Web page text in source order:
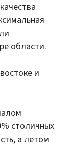
области.
и
столичных
а летом